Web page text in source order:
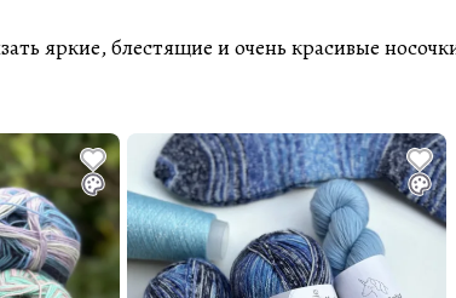
яркие, блестящие и очень красивые